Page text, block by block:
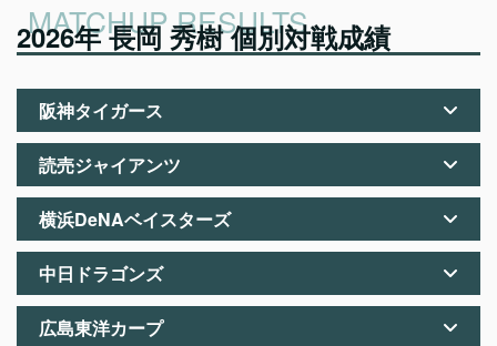
2026年 長岡 秀樹 個別対戦成績
阪神タイガース
読売ジャイアンツ
横浜DeNAベイスターズ
中日ドラゴンズ
広島東洋カープ